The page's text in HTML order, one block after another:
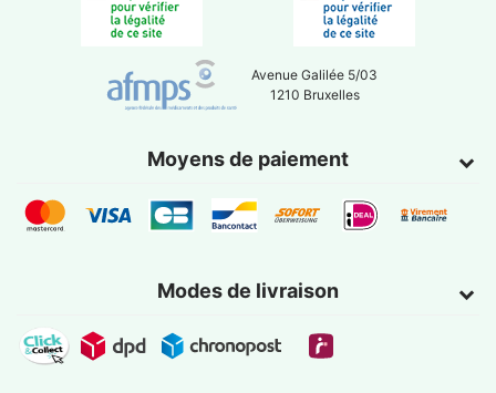
Avenue Galilée 5/03
1210 Bruxelles
Moyens de paiement
Modes de livraison